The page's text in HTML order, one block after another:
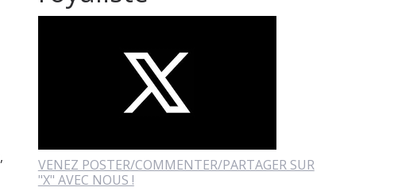
,
VENEZ POSTER/COMMENTER/PARTAGER SUR
"X" AVEC NOUS !